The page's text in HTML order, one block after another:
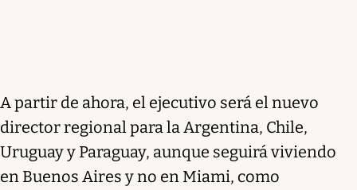
A partir de ahora, el ejecutivo será el nuevo
director regional para la Argentina, Chile,
Uruguay y Paraguay, aunque seguirá viviendo
en Buenos Aires y no en Miami, como